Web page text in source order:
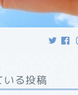
いる投稿